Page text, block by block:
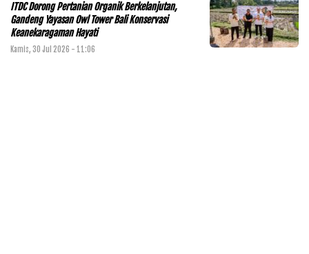
ITDC Dorong Pertanian Organik Berkelanjutan,
Gandeng Yayasan Owl Tower Bali Konservasi
Keanekaragaman Hayati
Kamis, 30 Jul 2026 - 11:06